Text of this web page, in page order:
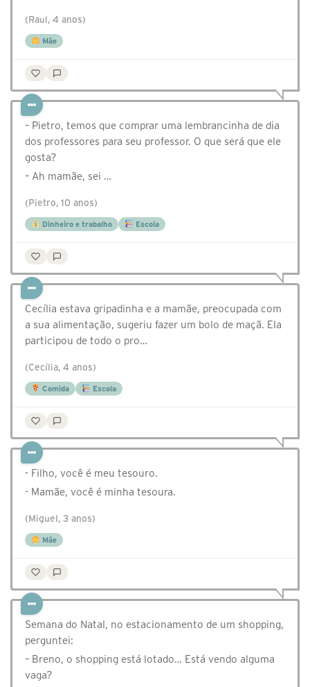
(Raul, 4 anos)
Mãe
– Pietro, temos que comprar uma lembrancinha de dia
dos professores para seu professor. O que será que ele
gosta?
– Ah mamãe, sei …
(Pietro, 10 anos)
Dinheiro e trabalho Escola
Cecília estava gripadinha e a mamãe, preocupada com
a sua alimentação, sugeriu fazer um bolo de maçã. Ela
participou de todo o pro…
(Cecília, 4 anos)
Comida Escola
- Filho, você é meu tesouro.
- Mamãe, você é minha tesoura.
(Miguel, 3 anos)
Mãe
Semana do Natal, no estacionamento de um shopping,
perguntei:
– Breno, o shopping está lotado… Está vendo alguma
vaga?